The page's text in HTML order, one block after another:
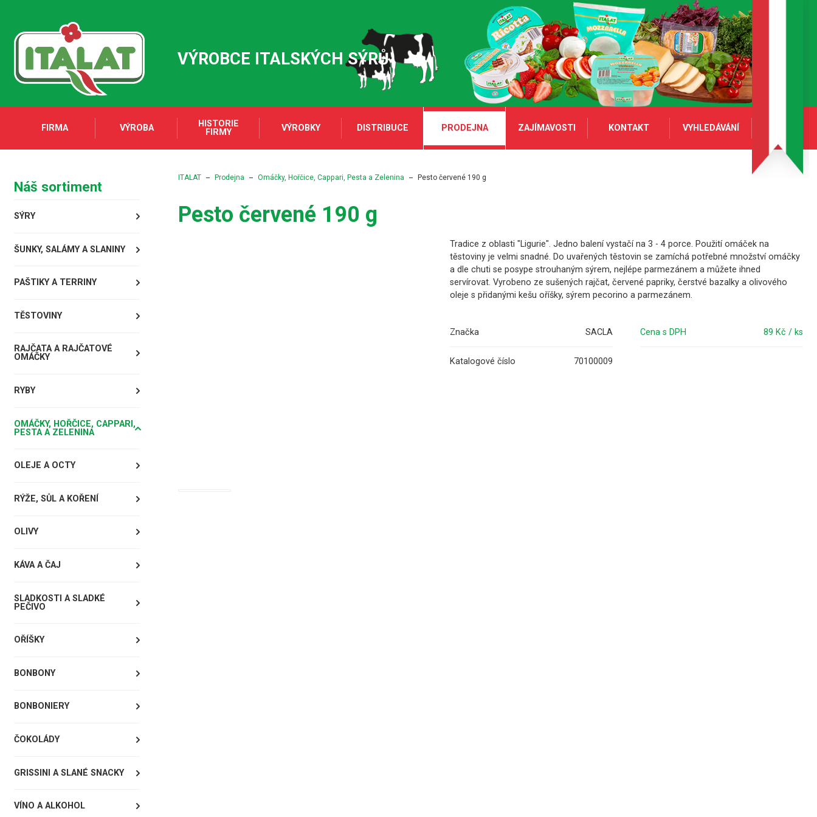
VÝROBCE ITALSKÝCH SÝRŮ
FIRMA VÝROBA
HISTORIE
FIRMY
VÝROBKY DISTRIBUCE PRODEJNA ZAJÍMAVOSTI KONTAKT VYHLEDÁVÁNÍ
Náš sortiment
SÝRY
ŠUNKY, SALÁMY A SLANINY
PAŠTIKY A TERRINY
TĚSTOVINY
RAJČATA A RAJČATOVÉ
OMÁČKY
RYBY
OMÁČKY, HOŘČICE, CAPPARI,
PESTA A ZELENINA
OLEJE A OCTY
RÝŽE, SŮL A KOŘENÍ
OLIVY
KÁVA A ČAJ
SLADKOSTI A SLADKÉ
PEČIVO
OŘÍŠKY
BONBONY
BONBONIERY
ČOKOLÁDY
GRISSINI A SLANÉ SNACKY
VÍNO A ALKOHOL
ITALAT Prodejna Omáčky, Hořčice, Cappari, Pesta a Zelenina Pesto červené 190 g
Pesto červené 190 g
Tradice z oblasti "Ligurie". Jedno balení vystačí na 3 - 4 porce. Použití omáček na
těstoviny je velmi snadné. Do uvařených těstovin se zamíchá potřebné množství omáčky
a dle chuti se posype strouhaným sýrem, nejlépe parmezánem a můžete ihned
servírovat. Vyrobeno ze sušených rajčat, červené papriky, čerstvé bazalky a olivového
oleje s přidanými kešu oříšky, sýrem pecorino a parmezánem.
Značka SACLA
Katalogové číslo 70100009
Cena s DPH 89 Kč / ks